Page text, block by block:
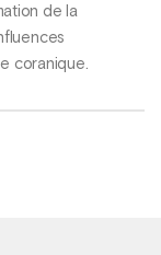
de la
coranique.